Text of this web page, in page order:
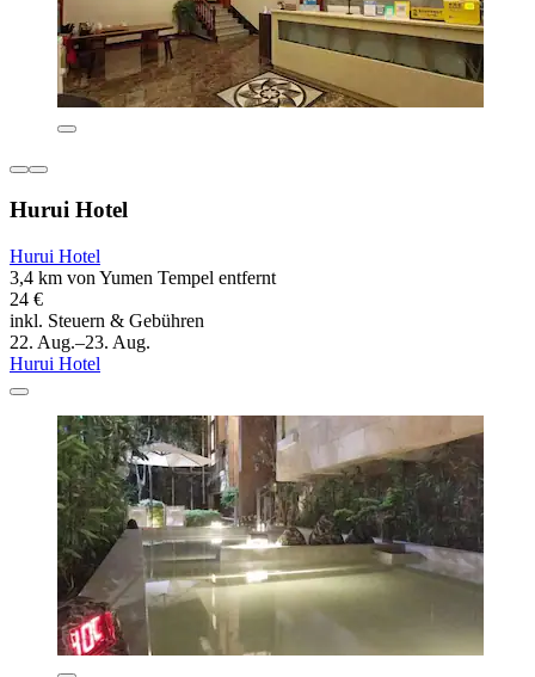
Hurui Hotel
Hurui Hotel
3,4 km von Yumen Tempel entfernt
24 €
inkl. Steuern & Gebühren
22. Aug.–23. Aug.
Hurui Hotel